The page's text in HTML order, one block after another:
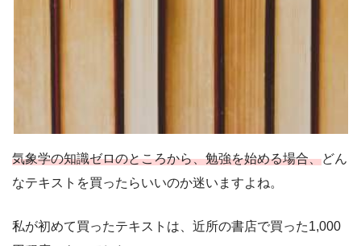
気象学の知識ゼロのところから、勉強を始める場合、どん
なテキストを買ったらいいのか迷いますよね。
私が初めて買ったテキストは、近所の書店で買った1,000